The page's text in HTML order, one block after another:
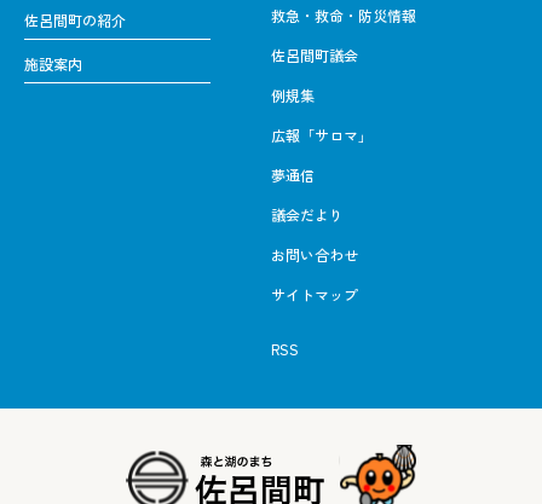
佐呂間町の紹介
施設案内
救急・救命・防災情報
佐呂間町議会
例規集
広報「サロマ」
夢通信
議会だより
お問い合わせ
サイトマップ
RSS